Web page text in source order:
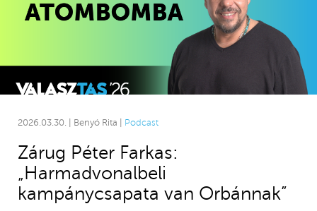
2026.03.30. | Benyó Rita | Podcast
Zárug Péter Farkas:
„Harmadvonalbeli
kampánycsapata van Orbánnak”